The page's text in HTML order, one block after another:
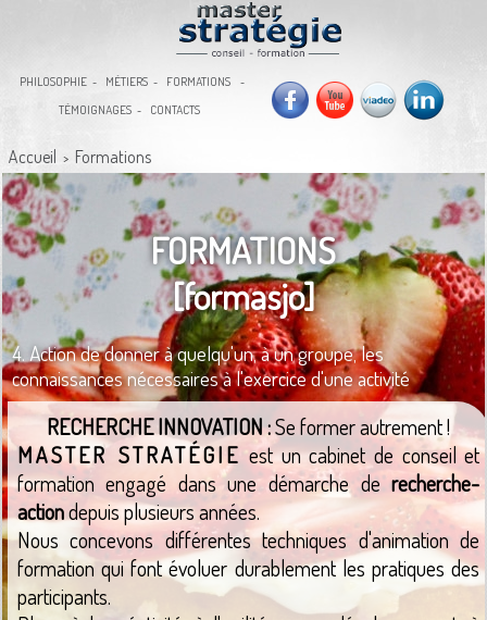
PHILOSOPHIE MÉTIERS
FORMATIONS
TÉMOIGNAGES
CONTACTS
Accueil > Formations
FORMATIONS
[formasjo]
4. Action de donner à quelqu'un, à un groupe, les
connaissances nécessaires à l'exercice d'une activité
RECHERCHE INNOVATION :Se former autrement !
MASTER STRATÉGIE est un cabinet de conseil et
formation engagé dans une démarche derecherche-
actiondepuis plusieurs années.
Nous concevons différentes techniques d'animation de
formation qui font évoluer durablement les pratiques des
participants.